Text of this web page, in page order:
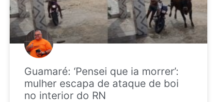
Guamaré: ‘Pensei que ia morrer’:
mulher escapa de ataque de boi
no interior do RN